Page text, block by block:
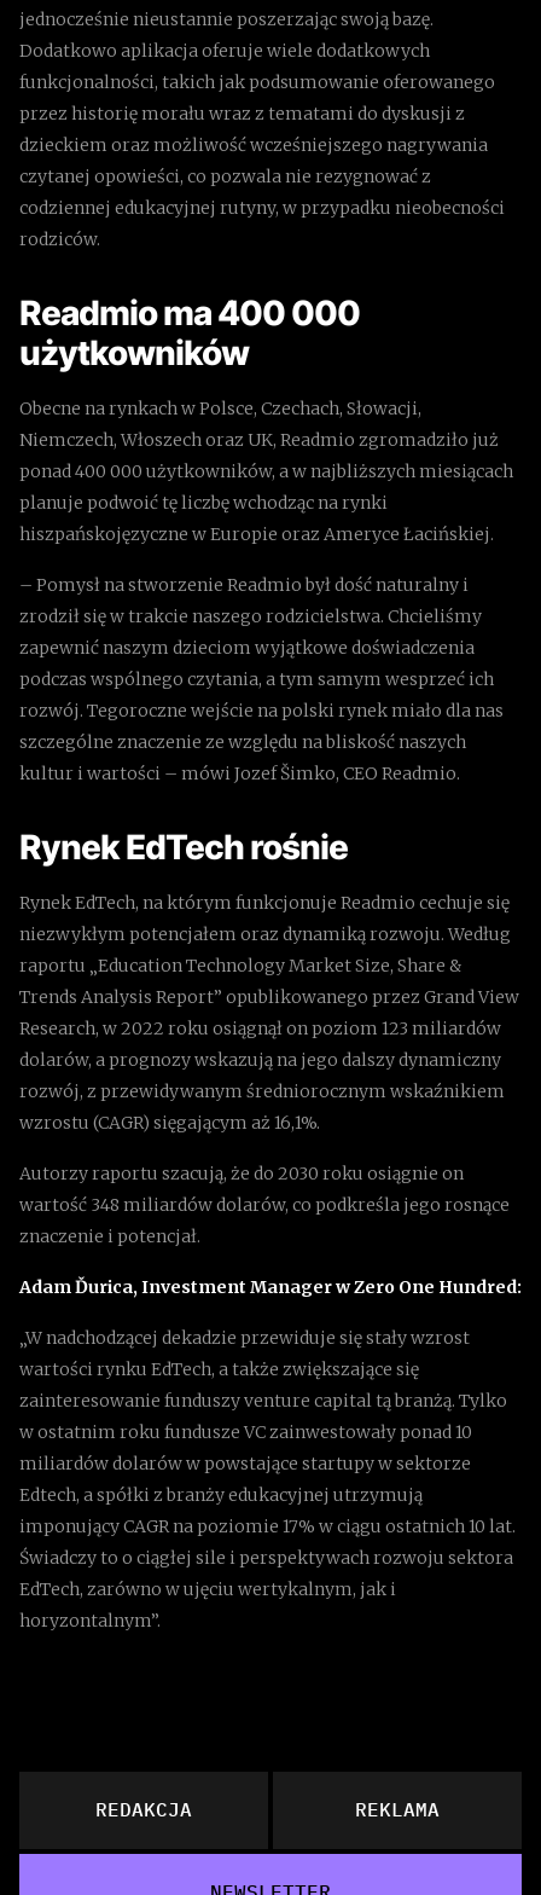
jednocześnie nieustannie poszerzając swoją bazę.
Dodatkowo aplikacja oferuje wiele dodatkowych
funkcjonalności, takich jak podsumowanie oferowanego
przez historię morału wraz z tematami do dyskusji z
dzieckiem oraz możliwość wcześniejszego nagrywania
czytanej opowieści, co pozwala nie rezygnować z
codziennej edukacyjnej rutyny, w przypadku nieobecności
rodziców.
Readmio ma 400 000
użytkowników
Obecne na rynkach w Polsce, Czechach, Słowacji,
Niemczech, Włoszech oraz UK, Readmio zgromadziło już
ponad 400 000 użytkowników, a w najbliższych miesiącach
planuje podwoić tę liczbę wchodząc na rynki
hiszpańskojęzyczne w Europie oraz Ameryce Łacińskiej.
– Pomysł na stworzenie Readmio był dość naturalny i
zrodził się w trakcie naszego rodzicielstwa. Chcieliśmy
zapewnić naszym dzieciom wyjątkowe doświadczenia
podczas wspólnego czytania, a tym samym wesprzeć ich
rozwój. Tegoroczne wejście na polski rynek miało dla nas
szczególne znaczenie ze względu na bliskość naszych
kultur i wartości – mówi Jozef Šimko, CEO Readmio.
Rynek EdTech rośnie
Rynek EdTech, na którym funkcjonuje Readmio cechuje się
niezwykłym potencjałem oraz dynamiką rozwoju. Według
raportu „Education Technology Market Size, Share &
Trends Analysis Report” opublikowanego przez Grand View
Research, w 2022 roku osiągnął on poziom 123 miliardów
dolarów, a prognozy wskazują na jego dalszy dynamiczny
rozwój, z przewidywanym średniorocznym wskaźnikiem
wzrostu (CAGR) sięgającym aż 16,1%.
Autorzy raportu szacują, że do 2030 roku osiągnie on
wartość 348 miliardów dolarów, co podkreśla jego rosnące
znaczenie i potencjał.
Adam Ďurica, Investment Manager w Zero One Hundred:
„W nadchodzącej dekadzie przewiduje się stały wzrost
wartości rynku EdTech, a także zwiększające się
zainteresowanie funduszy venture capital tą branżą. Tylko
w ostatnim roku fundusze VC zainwestowały ponad 10
miliardów dolarów w powstające startupy w sektorze
Edtech, a spółki z branży edukacyjnej utrzymują
imponujący CAGR na poziomie 17% w ciągu ostatnich 10 lat.
Świadczy to o ciągłej sile i perspektywach rozwoju sektora
EdTech, zarówno w ujęciu wertykalnym, jak i
horyzontalnym”.
REDAKCJA REKLAMA